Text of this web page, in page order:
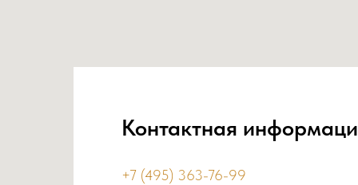
Контактная
+7 (495) 363-76-99